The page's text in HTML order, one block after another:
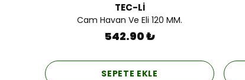
TEC-Lİ
Cam Havan Ve Eli 120 MM.
542.90 ₺
SEPETE EKLE